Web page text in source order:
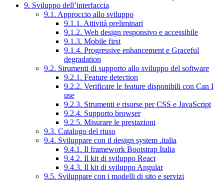
9. Sviluppo dell’interfaccia
9.1. Approccio allo sviluppo
9.1.1. Attività preliminari
9.1.2. Web design responsivo e accessibile
9.1.3. Mobile first
9.1.4. Progressive enhancement e Graceful
degradation
9.2. Strumenti di supporto allo sviluppo del software
9.2.1. Feature detection
9.2.2. Verificare le feature disponibili con Can I
use
9.2.3. Strumenti e risorse per CSS e JavaScript
9.2.4. Supporto browser
9.2.5. Misurare le prestazioni
9.3. Catalogo del riuso
9.4. Sviluppare con il design system .italia
9.4.1. Il framework Bootstrap Italia
9.4.2. Il kit di sviluppo React
9.4.3. Il kit di sviluppo Angular
9.5. Sviluppare con i modelli di sito e servizi